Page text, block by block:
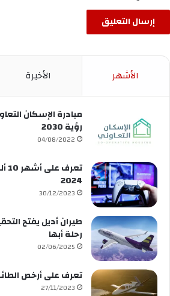
الأشهر الأخيرة
مبادرة الإسكان
رؤية 2030
04/08/2022
2024
30/12/2023
طيران أديل يفتح
رحلة أبها
02/06/2025
تعرف على أرخص
27/11/2023